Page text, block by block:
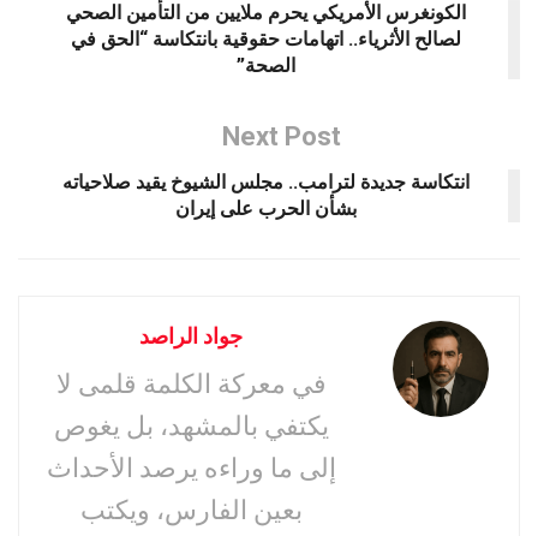
الكونغرس الأمريكي يحرم ملايين من التأمين الصحي
لصالح الأثرياء.. اتهامات حقوقية بانتكاسة “الحق في
الصحة”
Next Post
انتكاسة جديدة لترامب.. مجلس الشيوخ يقيد صلاحياته
بشأن الحرب على إيران
جواد الراصد
في معركة الكلمة قلمى لا
يكتفي بالمشهد، بل يغوص
إلى ما وراءه يرصد الأحداث
بعين الفارس، ويكتب